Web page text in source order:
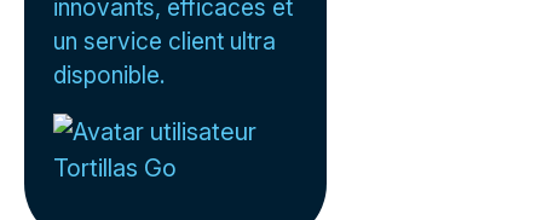
innovants, efficaces et
un service client ultra
disponible.
Tortillas Go